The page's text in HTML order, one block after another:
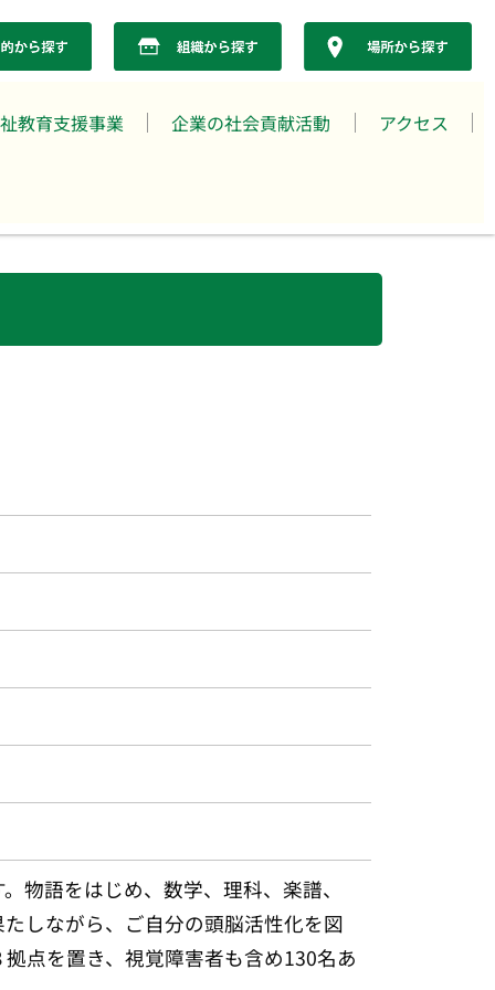
教育支援事業 企業の社会貢献活動 アクセス
物語をはじめ、数学、理科、楽譜、
しながら、ご自分の頭脳活性化を図
点を置き、視覚障害者も含め130名あ